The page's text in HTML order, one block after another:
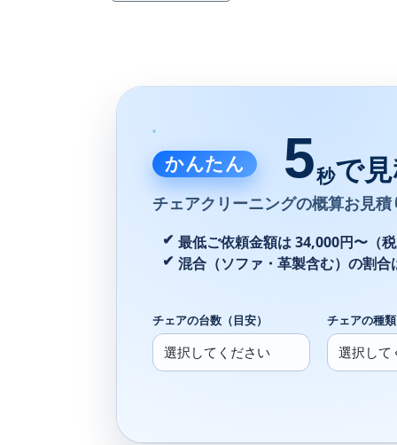
かんたん 5秒で見
チェアクリーニングの概算お見積
最低ご依頼金額は 34,000円〜（税
混合（ソファ・革製含む）の割
チェアの台数（目安） チェアの種類